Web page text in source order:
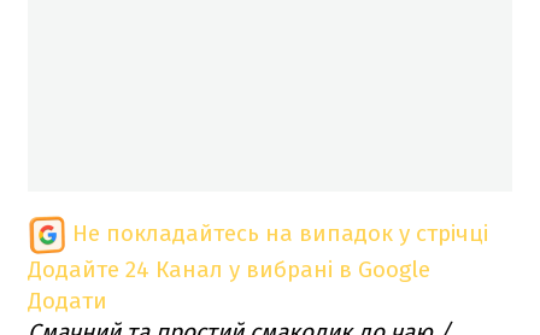
Не покладайтесь на випадок у стрічці
Додайте 24 Канал у вибрані в Google
Додати